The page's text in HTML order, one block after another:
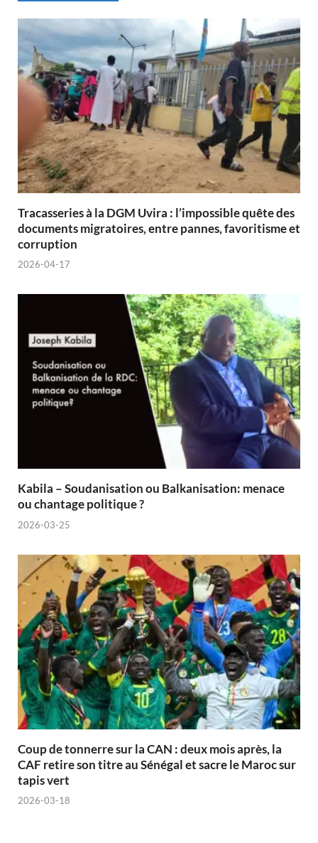
Tracasseries à la DGM Uvira : l’impossible quête des
documents migratoires, entre pannes, favoritisme et
corruption
2026-04-17
Kabila – Soudanisation ou Balkanisation: menace
ou chantage politique ?
2026-03-25
Coup de tonnerre sur la CAN : deux mois après, la
CAF retire son titre au Sénégal et sacre le Maroc sur
tapis vert
2026-03-18